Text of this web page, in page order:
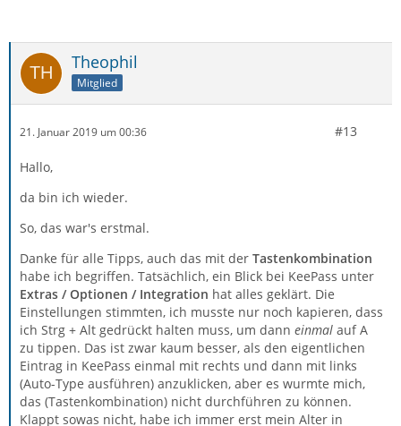
Theophil
Mitglied
21. Januar 2019 um 00:36 #13
Hallo,
da bin ich wieder.
So, das war's erstmal.
Danke für alle Tipps, auch das mit der Tastenkombination
habe ich begriffen. Tatsächlich, ein Blick bei KeePass unter
Extras / Optionen / Integration hat alles geklärt. Die
Einstellungen stimmten, ich musste nur noch kapieren, dass
ich Strg + Alt gedrückt halten muss, um dann einmal auf A
zu tippen. Das ist zwar kaum besser, als den eigentlichen
Eintrag in KeePass einmal mit rechts und dann mit links
(Auto-Type ausführen) anzuklicken, aber es wurmte mich,
das (Tastenkombination) nicht durchführen zu können.
Klappt sowas nicht, habe ich immer erst mein Alter in